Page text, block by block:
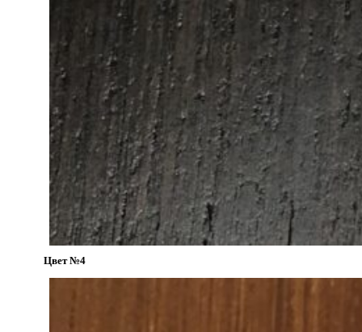
Цвет №4